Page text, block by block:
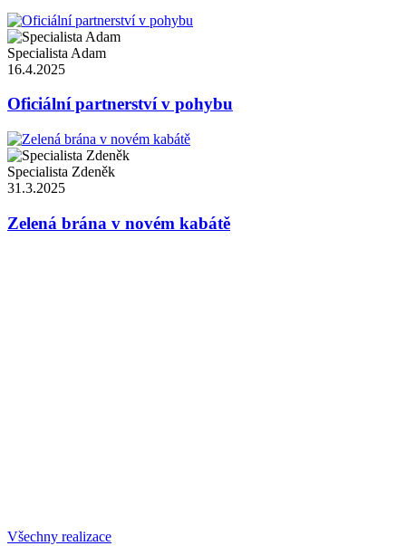
Specialista Adam
16.4.2025
Oficiální partnerství v pohybu
Specialista Zdeněk
31.3.2025
Zelená brána v novém kabátě
Všechny realizace